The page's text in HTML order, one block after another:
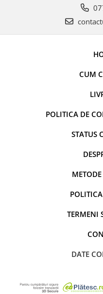
CUM
POLITICA DE
STATUS
TERMENI
DATE